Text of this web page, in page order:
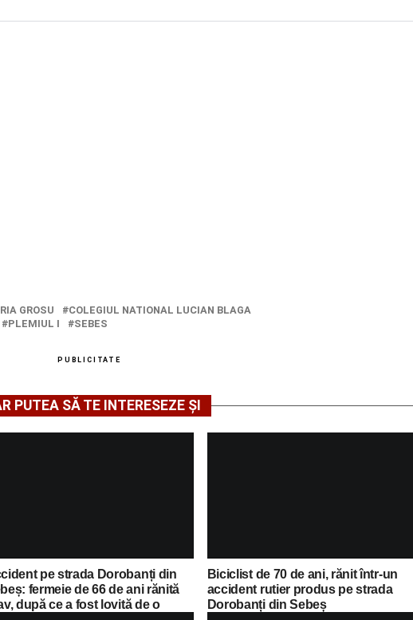
GROSU
COLEGIUL NATIONAL LUCIAN BLAGA
PLEMIUL I SEBES
PUBLICITATE
PUTEA SĂ TE INTERESEZE ȘI
pe strada Dorobanți din
fermeie de 66 de ani rănită
după ce a fost lovită de o
Biciclist de 70 de ani, rănit într-un
accident rutier produs pe strada
Dorobanți din Sebeș